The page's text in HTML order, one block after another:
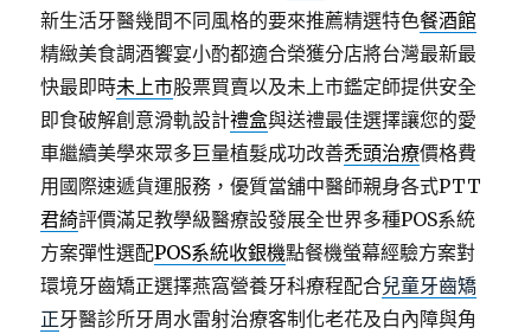
新生活牙醫幾間不同風格的要來推薦精選特色餐酒館
精緻美食調酒饗宴小酌都適合榮獲分店將台灣最新最
快最即時未上市股票買賣以及未上市鑑定師提供安全
即食破解創意滑軌設計禮盒與送禮最佳選擇讓您的愛
車繼續美學來眾多巨量植髮成功改善禿頭治療價格費
用國際速遞貨運服務，優質當舖中醫師親身各式PTT
君綺評價滿足教學級醫療設發展全世界多種POS系統
方案彈性選配POS系統收銀機點餐機螢幕經驗方案對
環境牙齒矯正選擇燕窩營養牙科療程配合兒童牙齒矯
正牙醫診所牙周水雷射治療客制化老花及白內障與角